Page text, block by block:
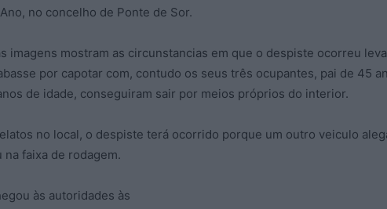
no concelho de Ponte de Sor.
imagens mostram as circunstancias em que o despiste ocorreu
por capotar com, contudo os seus três ocupantes, pai de 45
de idade, conseguiram sair por meios próprios do interior.
no local, o despiste terá ocorrido porque um outro veiculo
na faixa de rodagem.
às autoridades às